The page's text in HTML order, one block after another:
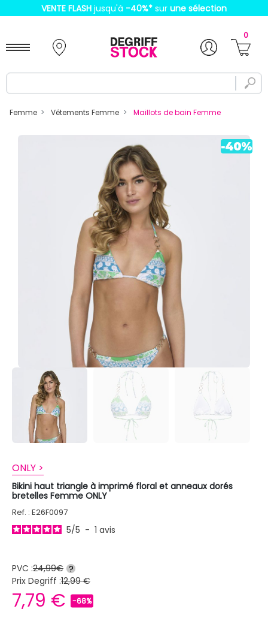
VENTE FLASH jusqu'à -40%* sur une sélection
0
Femme Vêtements Femme Maillots de bain Femme
ONLY >
Bikini haut triangle à imprimé floral et anneaux dorés
bretelles Femme ONLY
Ref. : E26F0097
5/5 - 1 avis
PVC :24,99€ ?
Prix Degriff :12,99 €
7,79 € -68%